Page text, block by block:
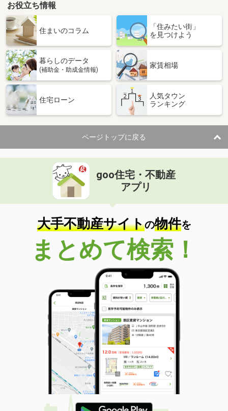
お役立ち情報
住まいのコラム
「住みたい街」
を見つけよう
暮らしのデータ
(補助金・助成金情報)
家賃相場
住宅ローン
人気タウン
ランキング
ページトップに戻る
goo住宅・不動産
アプリ
大手不動産サイトの物件を
まとめて検索！